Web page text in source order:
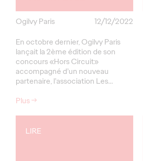
Ogilvy Paris
12/12/2022
En octobre dernier, Ogilvy Paris
lançait la 2ème édition de son
concours «Hors Circuit»
accompagné d’un nouveau
partenaire, l’association Les…
Plus→
LIRE